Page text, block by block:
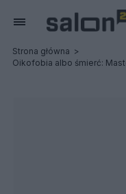
Strona główna